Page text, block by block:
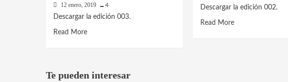
12 enero, 2019 4
Descargar la edición 003.
Read MoreRead
Motero
Descargar la edición 002.
Read MoreRead
Te pueden interesar